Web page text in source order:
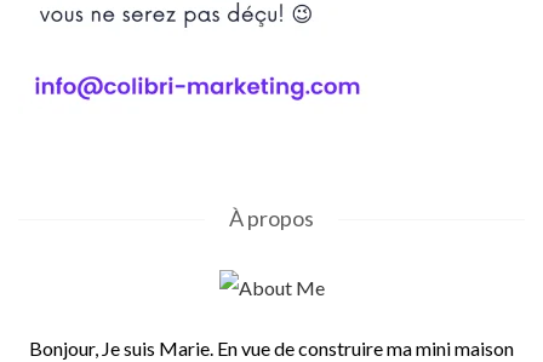
À propos
Bonjour, Je suis Marie. En vue de construire ma mini maison